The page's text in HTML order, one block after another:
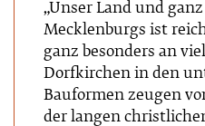
„Unser Land und
Mecklenburgs ist
ganz besonders an
Dorfkirchen in den
Bauformen zeugen
der langen